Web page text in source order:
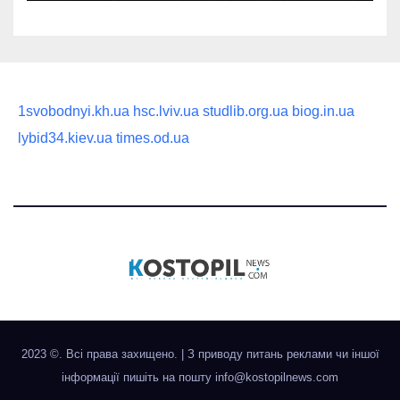
1svobodnyi.kh.ua hsc.lviv.ua studlib.org.ua biog.in.ua
lybid34.kiev.ua times.od.ua
2023 ©. Всі права захищено.
З приводу питань реклами чи іншої
інформації пишіть на пошту info@kostopilnews.com